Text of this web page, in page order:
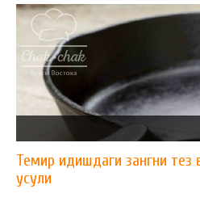
Темир идишдаги зангни тез
усули